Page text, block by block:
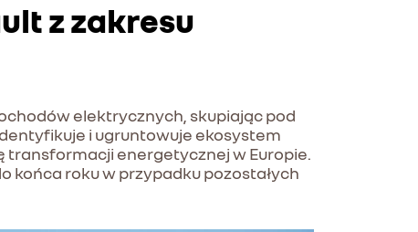
z zakresu
elektrycznych, skupiając pod
i ugruntowuje ekosystem
transformacji energetycznej w Europie.
końca roku w przypadku pozostałych